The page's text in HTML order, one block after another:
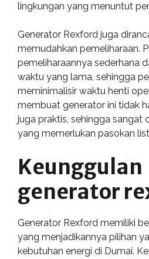
lingkungan yang menuntut
Generator Rexford juga
memudahkan pemeliharaan.
pemeliharaannya sederhana
waktu yang lama, sehingga
meminimalisir waktu henti
membuat generator ini tidak
juga praktis, sehingga sangat
yang memerlukan pasokan
Keunggulan
generator
Generator Rexford memiliki
yang menjadikannya pilihan
kebutuhan energi di Dumai.